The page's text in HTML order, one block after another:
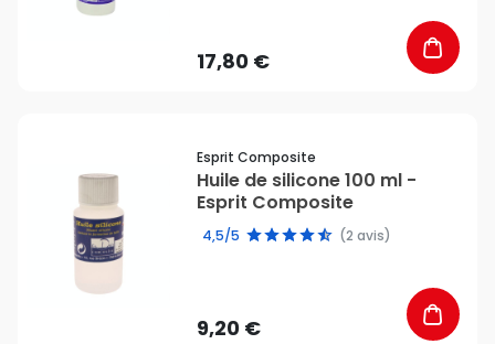
17,80 €
Esprit Composite
Huile de silicone 100 ml -
Esprit Composite
4,5/5 (2 avis)
9,20 €